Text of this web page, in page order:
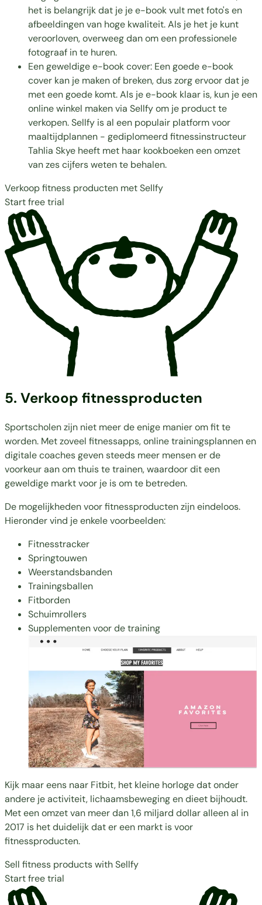
het is belangrijk dat je je e-book vult met foto's en
afbeeldingen van hoge kwaliteit. Als je het je kunt
veroorloven, overweeg dan om een professionele
fotograaf in te huren.
Een geweldige e-book cover: Een goede e-book
cover kan je maken of breken, dus zorg ervoor dat je
met een goede komt. Als je e-book klaar is, kun je een
online winkel maken via Sellfy om je product te
verkopen. Sellfy is al een populair platform voor
maaltijdplannen - gediplomeerd fitnessinstructeur
Tahlia Skye heeft met haar kookboeken een omzet
van zes cijfers weten te behalen.
Verkoop fitness producten met Sellfy
Start free trial
5. Verkoop fitnessproducten
Sportscholen zijn niet meer de enige manier om fit te
worden. Met zoveel fitnessapps, online trainingsplannen en
digitale coaches geven steeds meer mensen er de
voorkeur aan om thuis te trainen, waardoor dit een
geweldige markt voor je is om te betreden.
De mogelijkheden voor fitnessproducten zijn eindeloos.
Hieronder vind je enkele voorbeelden:
Fitnesstracker
Springtouwen
Weerstandsbanden
Trainingsballen
Fitborden
Schuimrollers
Supplementen voor de training
Kijk maar eens naar Fitbit, het kleine horloge dat onder
andere je activiteit, lichaamsbeweging en dieet bijhoudt.
Met een omzet van meer dan1,6 miljard dollaralleen al in
2017 is het duidelijk dat er een markt is voor
fitnessproducten.
Sell fitness products with Sellfy
Start free trial